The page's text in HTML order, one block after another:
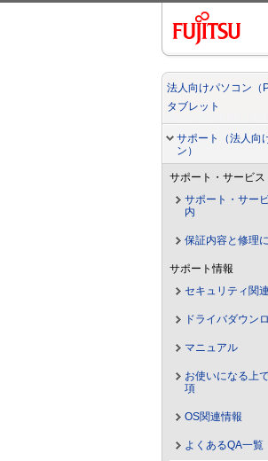
法人向けパソコン（
タブレット
サポート（法人向
ン）
サポート・サービス
サポート・サー
内
保証内容と修理
サポート情報
セキュリティ関
ドライバダウン
マニュアル
お使いになる上
項
OS関連情報
よくあるQA一覧